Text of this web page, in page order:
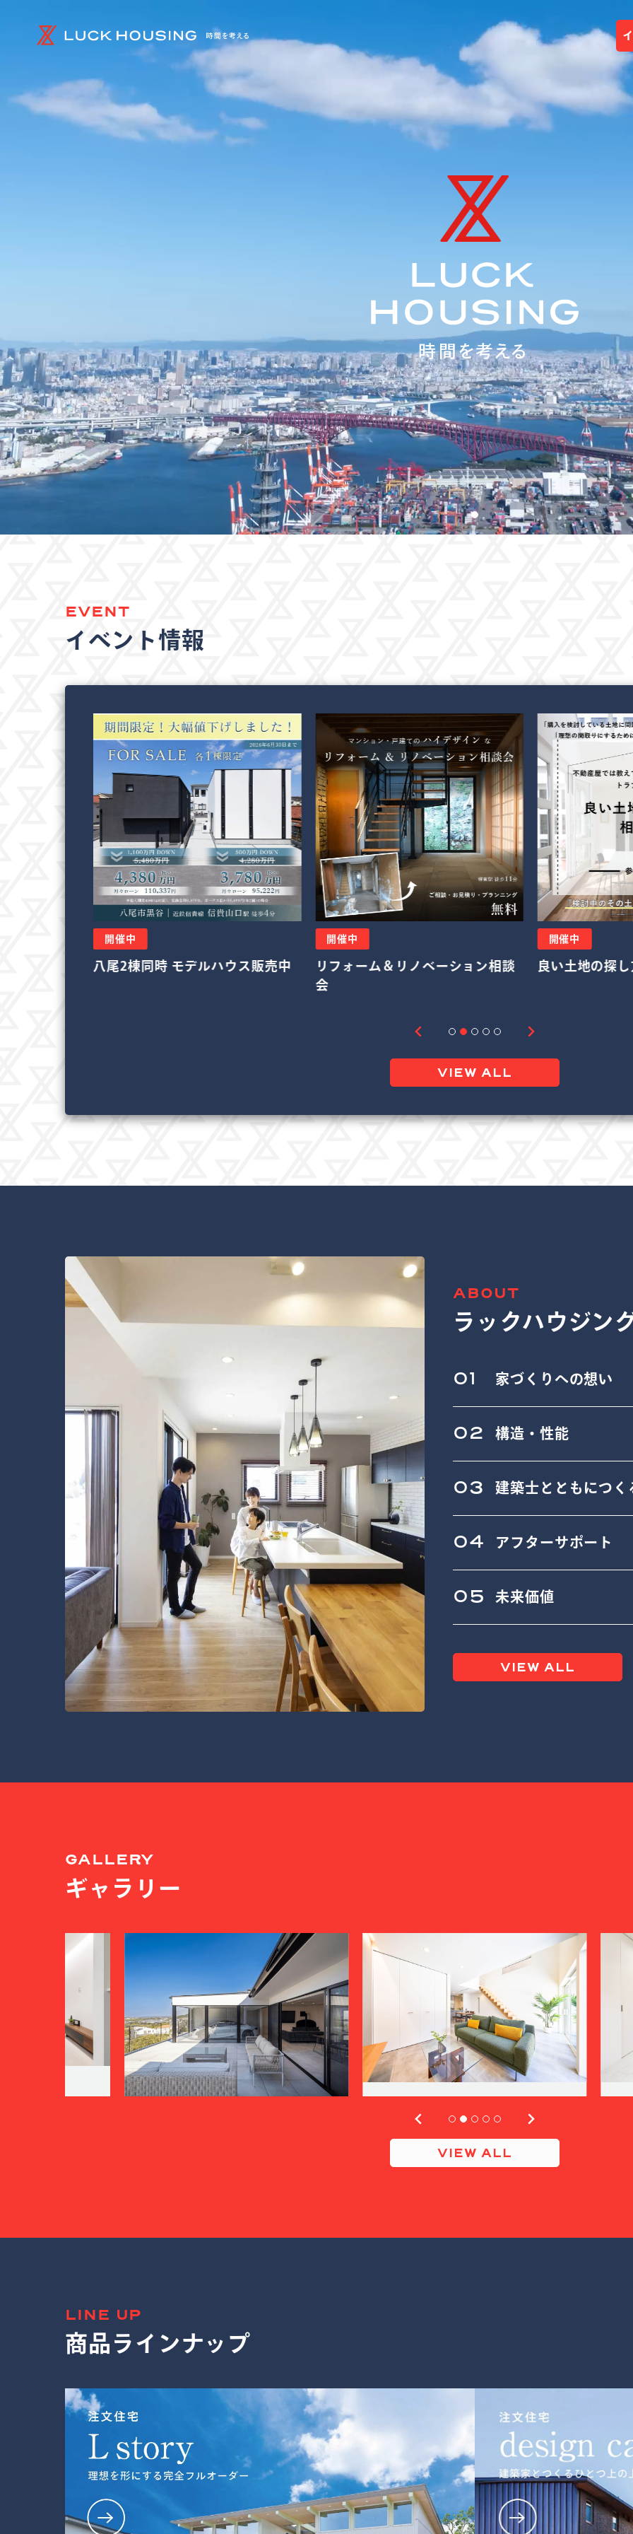
EVENT
イベント情報
開催中
八尾2棟同時 モデルハウス販売中
開催中
リフォーム＆リノベーション相談
会
開催中
良い土地の探
VIEW ALL
ABOUT
ラックハウジン
01 家づくりへの想い
02 構造・性能
03 建築士とともにつく
04 アフターサポート
05 未来価値
VIEW ALL
GALLERY
ギャラリー
VIEW ALL
LINE UP
商品ラインナップ